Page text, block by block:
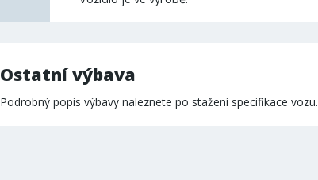
Ostatní výbava
Podrobný popis výbavy naleznete po stažení specifikace vozu.